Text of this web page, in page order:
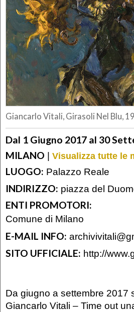
Giancarlo Vitali, Girasoli Nel Blu,
Dal 1 Giugno 2017 al 30
MILANO | Visualizza tutte le
LUOGO: Palazzo Reale
INDIRIZZO: piazza del
ENTI PROMOTORI:
Comune di Milano
E-MAIL INFO:
SITO UFFICIALE: http://
Da giugno a settembre 2017
Giancarlo Vitali – Time out